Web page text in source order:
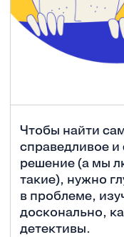
Чтобы найти
справедливое
решение (а мы
такие), нужно
в проблеме,
досконально,
детективы.